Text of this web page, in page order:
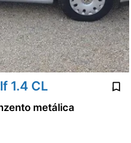
1.4 CL
metálica